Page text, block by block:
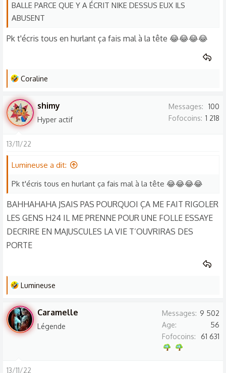
BALLE PARCE QUE Y A ÉCRIT NIKE DESSUS EUX ILS
ABUSENT
Pk t'écris tous en hurlant ça fais mal à la tête 😂😂😂😂
L
s
r
é
c
o
s
Coraline
shimy
Hyper actif
Messages
100
Fofocoins 1 218
13/11/22
Lumineuse a dit:
Pk t'écris tous en hurlant ça fais mal à la tête 😂😂😂😂
BAHHAHAHA JSAIS PAS POURQUOI ÇA ME FAIT RIGOLER
LES GENS H24 IL ME PRENNE POUR UNE FOLLE ESSAYE
DECRIRE EN MAJUSCULES LA VIE T’OUVRIRAS DES
PORTE
L
s
r
é
t
Lumineuse
Caramelle
Légende
Messages 9 502
Age
56
Fofocoins
61 631
13/11/22